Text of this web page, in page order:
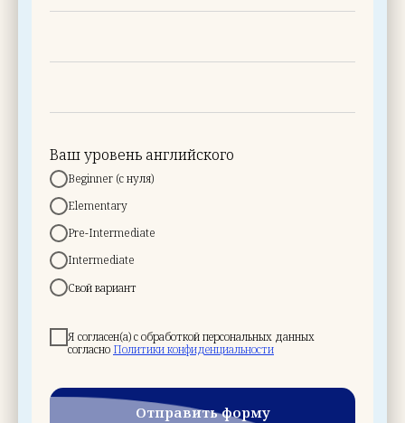
Ваш уровень английского
Beginner (с нуля)
Elementary
Pre-Intermediate
Intermediate
Свой вариант
Я согласен(а) с обработкой персональных данных
согласно Политики конфиденциальности
Отправить форму